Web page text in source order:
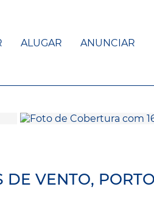
ALUGAR ANUNCIAR
VENTO, PORTO